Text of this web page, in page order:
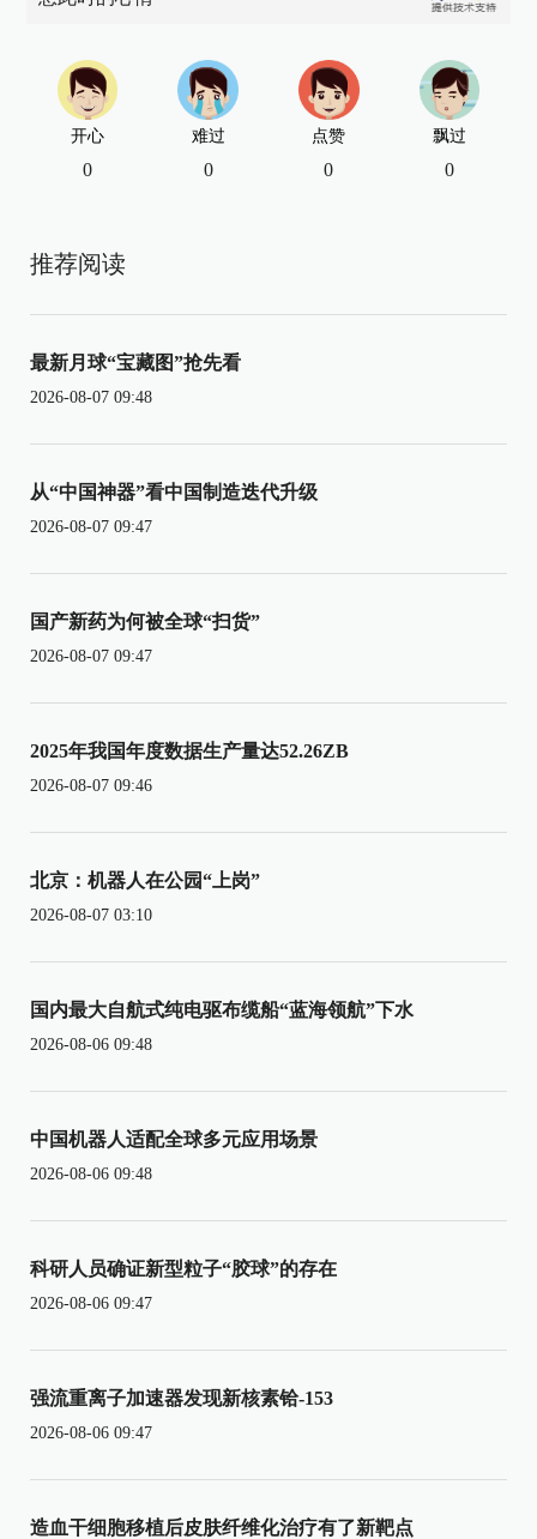
开心
0
难过
0
点赞
0
飘过
0
推荐阅读
最新月球“宝藏图”抢先看
2026-08-07 09:48
从“中国神器”看中国制造迭代升级
2026-08-07 09:47
国产新药为何被全球“扫货”
2026-08-07 09:47
2025年我国年度数据生产量达52.26ZB
2026-08-07 09:46
北京：机器人在公园“上岗”
2026-08-07 03:10
国内最大自航式纯电驱布缆船“蓝海领航”下水
2026-08-06 09:48
中国机器人适配全球多元应用场景
2026-08-06 09:48
科研人员确证新型粒子“胶球”的存在
2026-08-06 09:47
强流重离子加速器发现新核素铪-153
2026-08-06 09:47
造血干细胞移植后皮肤纤维化治疗有了新靶点